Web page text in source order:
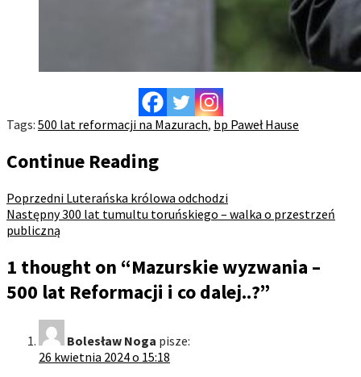
Tags: 500 lat reformacji na Mazurach, bp Paweł Hause
Continue Reading
Poprzedni Luterańska królowa odchodzi
Następny300 lat tumultu toruńskiego – walka o przestrzeń
publiczną
1 thought on “Mazurskie wyzwania –
500 lat Reformacji i co dalej..?”
Bolesław Noga pisze:
26 kwietnia 2024 o 15:18